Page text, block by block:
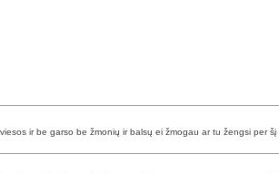
ir be garso be žmonių ir balsų ei žmogau ar tu žengsi per šį